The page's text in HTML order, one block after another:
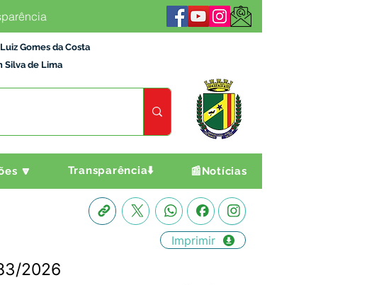
Gomes da Costa
Silva de Lima
🔽 Transparência⬇️ 📰Notícias
Imprimir
2026